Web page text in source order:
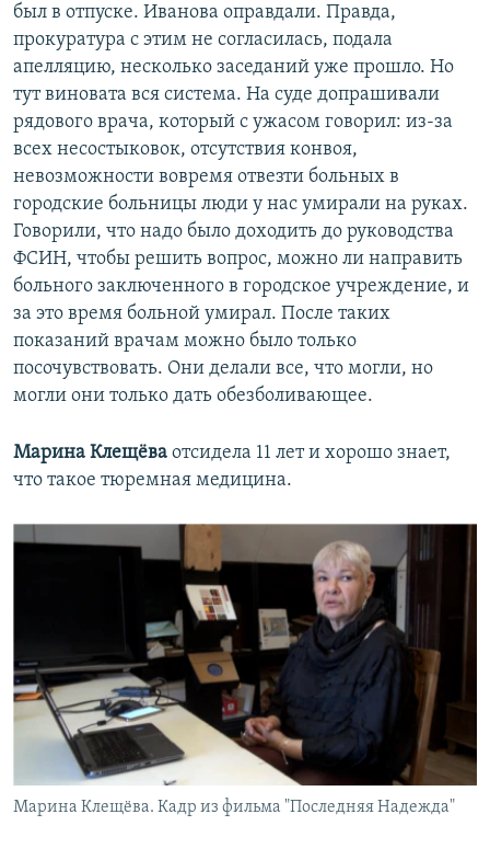
был в отпуске. Иванова оправдали. Правда,
прокуратура с этим не согласилась, подала
апелляцию, несколько заседаний уже прошло. Но
тут виновата вся система. На суде допрашивали
рядового врача, который с ужасом говорил: из-за
всех несостыковок, отсутствия конвоя,
невозможности вовремя отвезти больных в
городские больницы люди у нас умирали на руках.
Говорили, что надо было доходить до руководства
ФСИН, чтобы решить вопрос, можно ли направить
больного заключенного в городское учреждение, и
за это время больной умирал. После таких
показаний врачам можно было только
посочувствовать. Они делали все, что могли, но
могли они только дать обезболивающее.
Марина Клещёва отсидела 11 лет и хорошо знает,
что такое тюремная медицина.
Марина Клещёва. Кадр из фильма "Последняя Надежда"